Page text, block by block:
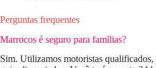
Perguntas frequentes
Marrocos é seguro para famílias?
Sim. Utilizamos motoristas